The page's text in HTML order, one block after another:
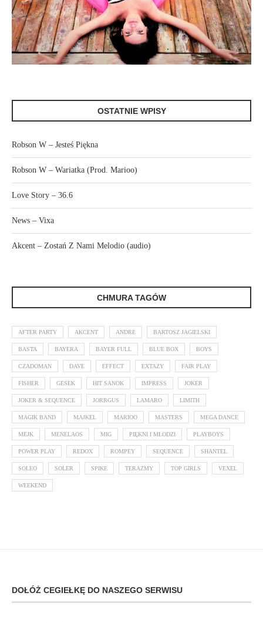
OSTATNIE WPISY
Robson W – Jesteś Piękna
Robson W – Wariatka (Prod. Marioo)
Love Story – 36.6
News – Vixa
Akcent – Zostań Z Nami Melodio (audio)
CHMURA TAGÓW
AFTER PARTY AKCENT ANDRE BARTOSZ JAGIELSKI
BASTA BAYERA BAYER FULL BLUE BOX BOYS
CZADOMAN DAVE EFFECT EXTAZY FAIR PLAY
FISHER GESEK HIT SANOK IMPRESS JOKER
JOKER & SEQUENCE JORRGUS LAMARO LIMITH
MAGIK BAND MAJKEL MARIOO MASTERS MEGA DANCE
MEJK MENELAOS MIG PIĘKNI I MŁODZI PLAYBOYS
POWER PLAY REDOX ROMPEY SEQUENCE SHANTEL
SOLEO SOLER SPIKE TERAZMY TOP GIRLS VEXEL
WEEKEND
DOŁÓŻ CEGIEŁKĘ DO NASZEGO SERWISU